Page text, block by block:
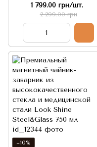
заварник Club Puer 400
Китай
1 799.00 грн/шт.
2 299.00 грн
−10%